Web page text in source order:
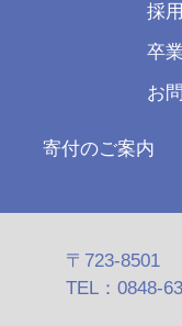
採
卒
お
寄付のご案内
〒723-8501
TEL：0848-